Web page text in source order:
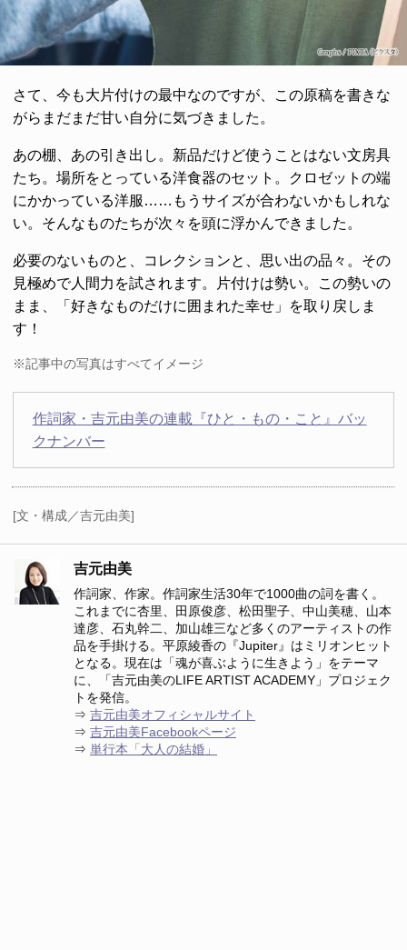
さて、今も大片付けの最中なのですが、この原稿を書きな
がらまだまだ甘い自分に気づきました。
あの棚、あの引き出し。新品だけど使うことはない文房具
たち。場所をとっている洋食器のセット。クロゼットの端
にかかっている洋服……もうサイズが合わないかもしれな
い。そんなものたちが次々を頭に浮かんできました。
必要のないものと、コレクションと、思い出の品々。その
見極めで人間力を試されます。片付けは勢い。この勢いの
まま、「好きなものだけに囲まれた幸せ」を取り戻しま
す！
※記事中の写真はすべてイメージ
作詞家・吉元由美の連載『ひと・もの・こと』バッ
クナンバー
[文・構成／吉元由美]
吉元由美
作詞家、作家。作詞家生活30年で1000曲の詞を書く。
これまでに杏里、田原俊彦、松田聖子、中山美穂、山本
達彦、石丸幹二、加山雄三など多くのアーティストの作
品を手掛ける。平原綾香の『Jupiter』はミリオンヒット
となる。現在は「魂が喜ぶように生きよう」をテーマ
に、「吉元由美のLIFE ARTIST ACADEMY」プロジェク
トを発信。
⇒ 吉元由美オフィシャルサイト
⇒ 吉元由美Facebookページ
⇒ 単行本「大人の結婚」